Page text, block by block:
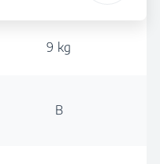
9 kg
B